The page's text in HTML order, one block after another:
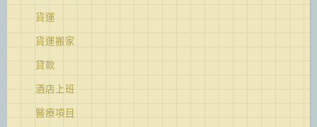
貨運
貨運搬家
貸款
酒店上班
醫療項目